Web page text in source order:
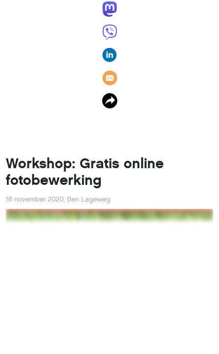
Workshop: Gratis online
fotobewerking
16 november 2020, Ben Lageweg